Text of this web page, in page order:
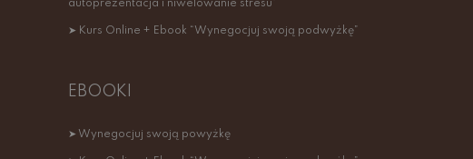
autoprezentacja i niwelowanie stresu”
➤ Kurs Online + Ebook “Wynegocjuj swoją podwyżkę”
EBOOKI
➤ Wynegocjuj swoją powyżkę